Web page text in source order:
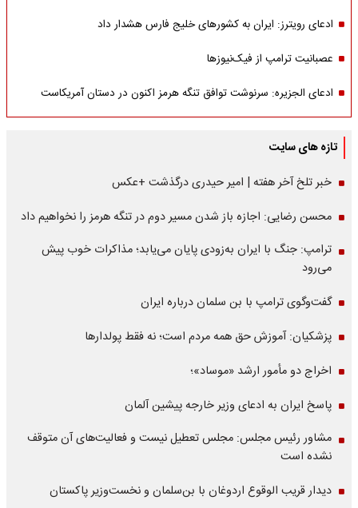
ادعای رویترز: ایران به کشورهای خلیج فارس هشدار داد
عصبانیت ترامپ از فیک‌نیوزها
ادعای الجزیره: سرنوشت توافق تنگه هرمز اکنون در دستان آمریکاست
تازه های سایت
خبر تلخ آخر هفته | امیر حیدری درگذشت +عکس
محسن رضایی: اجازه باز شدن مسیر دوم در تنگه هرمز را نخواهیم داد
ترامپ: جنگ با ایران به‌زودی پایان می‌یابد؛ مذاکرات خوب پیش
می‌رود
گفت‌وگوی ترامپ با بن سلمان درباره ایران
پزشکیان: آموزش حق همه مردم است؛ نه فقط پولدارها
اخراج دو مأمور ارشد «موساد»؛
پاسخ ایران به ادعای وزیر خارجه پیشین آلمان
مشاور رئیس مجلس: مجلس تعطیل نیست و فعالیت‌های آن متوقف
نشده است
دیدار قریب الوقوع اردوغان با بن‌سلمان و نخست‌وزیر پاکستان